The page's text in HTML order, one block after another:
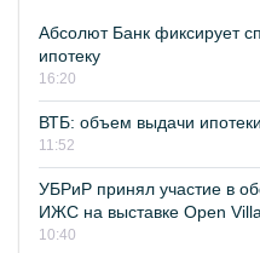
Абсолют Банк фиксирует
ипотеку
16:20
ВТБ: объем выдачи
11:52
УБРиР принял участие в
ИЖС на выставке Open
10:40